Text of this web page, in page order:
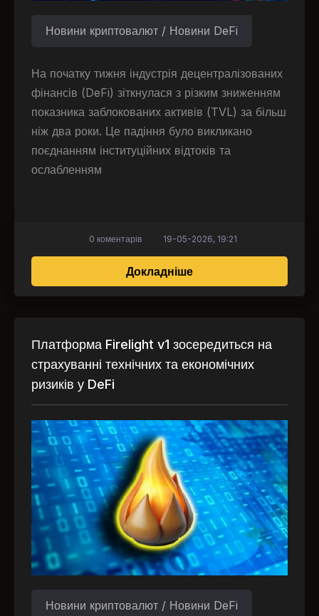
Новини криптовалют / Новини DeFi
На початку тижня індустрія децентралізованих
фінансів (DeFi) зіткнулася з різким зниженням
показника заблокованих активів (TVL) за більш
ніж два роки. Це падіння було викликано
поєднанням інституційних відтоків та
ослабленням
Докладнішепро Сектор DeFi
0 коментарів 19-05-2026, 19:21
Платформа Firelight v1 зосередиться на
страхуванні технічних та економічних
ризиків у DeFi
Новини криптовалют / Новини DeFi